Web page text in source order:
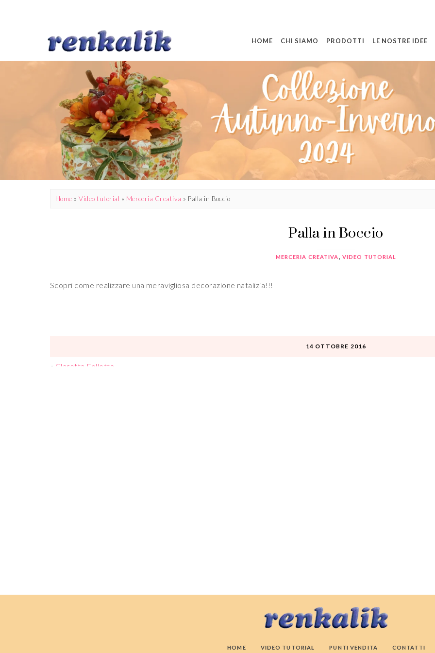
HOME CHI SIAMO PRODOTTI LE NOSTRE IDEE
Home »Video tutorial » Merceria Creativa » Palla in Boccio
Palla in Boccio
MERCERIA CREATIVA VIDEO TUTORIAL
Scopri come realizzare una meravigliosa decorazione natalizia!!!
14 OTTOBRE 2016
« Claretta Folletta
HOME VIDEO TUTORIAL PUNTI VENDITA CONTATTI